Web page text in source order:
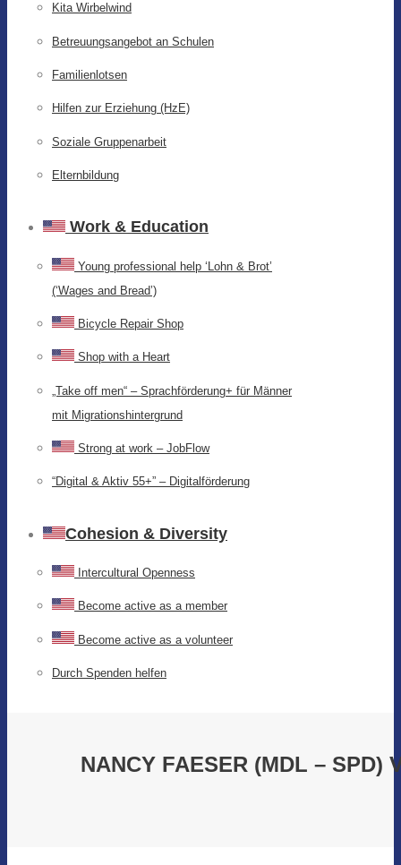
Kita Wirbelwind
Betreuungsangebot an Schulen
Familienlotsen
Hilfen zur Erziehung (HzE)
Soziale Gruppenarbeit
Elternbildung
Work & Education
Young professional help ‘Lohn & Brot’
(‘Wages and Bread’)
Bicycle Repair Shop
Shop with a Heart
„Take off men“ – Sprachförderung+ für Männer
mit Migrationshintergrund
Strong at work – JobFlow
“Digital & Aktiv 55+” – Digitalförderung
Cohesion & Diversity
Intercultural Openness
Become active as a member
Become active as a volunteer
Durch Spenden helfen
NANCY FAESER (MDL – SPD)